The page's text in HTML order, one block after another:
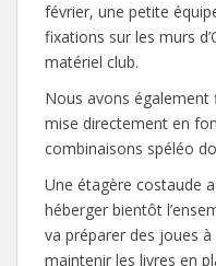
février, une petite
fixations sur les murs
matériel club.
Nous avons également
mise directement en
combinaisons spéléo
Une étagère costaude
héberger bientôt
va préparer des joues
maintenir les livres en